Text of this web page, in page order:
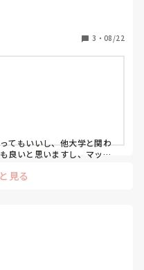
ら嬉しいです🙇‍⤵︎追加で
的に使いたくないと思っ
れに関しても何かご助言
3 ・ 08/22
てもいいし、他大学と関わ
良いと思いますし、マッチ
います🥲
りましたよ😺
見る